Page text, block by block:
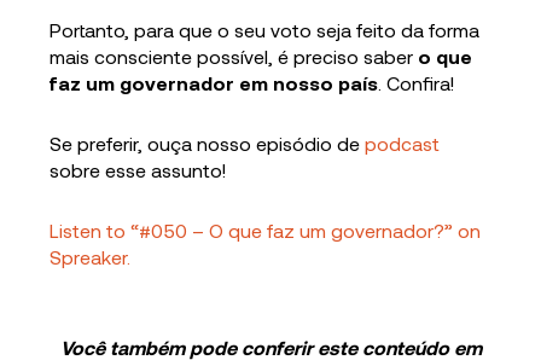
Portanto, para que o seu voto seja feito da forma
mais consciente possível, é preciso saber o que
faz um governador em nosso país . Confira!
Se preferir, ouça nosso episódio depodcast
sobre esse assunto!
Listen to “#050 – O que faz um governador?” on
Spreaker.
Você também pode conferir este conteúdo em